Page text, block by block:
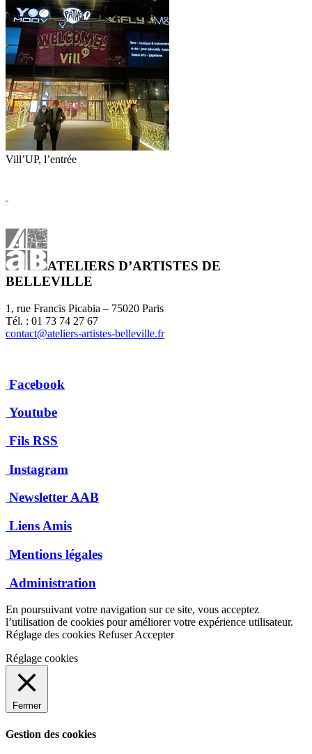
Vill’UP, l’entrée
ATELIERS D’ARTISTES DE
BELLEVILLE
1, rue Francis Picabia – 75020 Paris
Tél. : 01 73 74 27 67
contact@ateliers-artistes-belleville.fr
Facebook
Youtube
Fils RSS
Instagram
Newsletter AAB
Liens Amis
Mentions légales
Administration
En poursuivant votre navigation sur ce site, vous acceptez
l’utilisation de cookies pour améliorer votre expérience utilisateur.
Réglage des cookies Refuser Accepter
Réglage cookies
Fermer
Gestion des cookies